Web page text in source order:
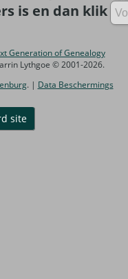
is en dan klik
Generation of Genealogy
Lythgoe © 2001-2026.
. | Data Beschermings
site